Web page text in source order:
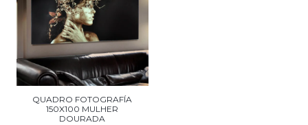
QUADRO FOTOGRAFÍA
150X100 MULHER
DOURADA